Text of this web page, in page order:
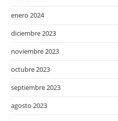
enero 2024
diciembre 2023
noviembre 2023
octubre 2023
septiembre 2023
agosto 2023